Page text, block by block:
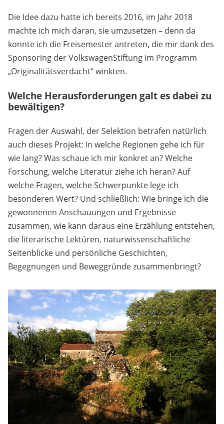
Die Idee dazu hatte ich bereits 2016, im Jahr 2018
machte ich mich daran, sie umzusetzen – denn da
konnte ich die Freisemester antreten, die mir dank des
Sponsoring der VolkswagenStiftung im Programm
„Originalitätsverdacht“ winkten.
Welche Herausforderungen galt es dabei zu
bewältigen?
Fragen der Auswahl, der Selektion betrafen natürlich
auch dieses Projekt: In welche Regionen gehe ich für
wie lang? Was schaue ich mir konkret an? Welche
Forschung, welche Literatur ziehe ich heran? Auf
welche Fragen, welche Schwerpunkte lege ich
besonderen Wert? Und schließlich: Wie bringe ich die
gewonnenen Anschauungen und Ergebnisse
zusammen, wie kann daraus eine Erzählung entstehen,
die literarische Lektüren, naturwissenschaftliche
Seitenblicke und persönliche Geschichten,
Begegnungen und Beweggründe zusammenbringt?